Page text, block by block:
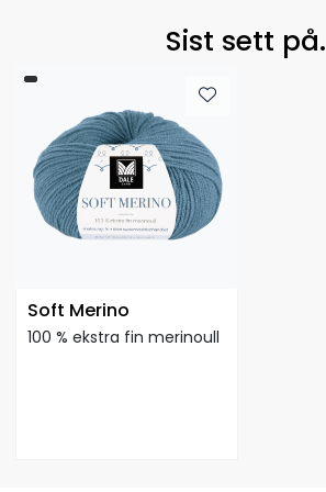
Sist sett på.
Soft Merino
100 % ekstra fin merinoull